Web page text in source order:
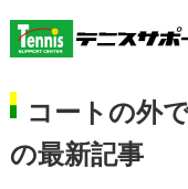
コートの外
の最新記事